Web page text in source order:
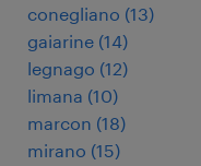
conegliano (13)
gaiarine (14)
legnago (12)
limana (10)
marcon (18)
mirano (15)